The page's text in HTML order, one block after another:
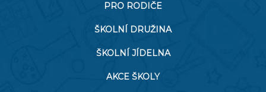
PRO RODIČE
ŠKOLNÍ DRUŽINA
ŠKOLNÍ JÍDELNA
AKCE ŠKOLY